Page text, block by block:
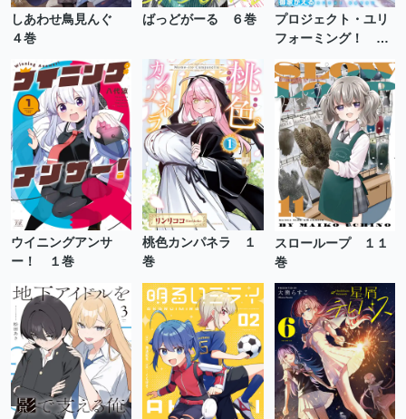
しあわせ鳥見んぐ
４巻
ばっどがーる ６巻
プロジェクト・ユリ
フォーミング！ ２
ウイニングアンサ
ー！ １巻
桃色カンパネラ １
巻
スローループ １１
巻